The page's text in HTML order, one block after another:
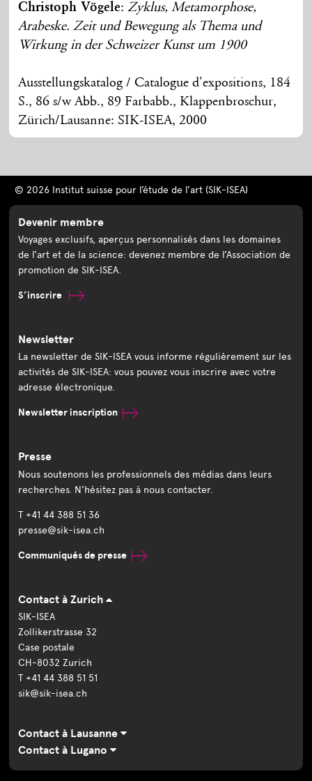
Christoph Vögele:Zyklus, Metamorphose,
Arabeske. Zeit und Bewegung als Thema und
Wirkung in der Schweizer Kunst um 1900
Ausstellungskatalog / Catalogue d'expositions, 184
S., 86 s/w Abb., 89 Farbabb., Klappenbroschur,
Zürich/Lausanne: SIK-ISEA, 2000
© 2026 Institut suisse pour l’étude de l’art (SIK-ISEA)
Devenir membre
Voyages exclusifs, aperçus personnalisés dans les domaines
de l’art et de la science: devenez membre de l’Association de
promotion de SIK-ISEA.
S’inscrire
Newsletter
La newsletter de SIK-ISEA vous informe régulièrement sur les
activités de SIK-ISEA: vous pouvez vous inscrire avec votre
adresse électronique.
Newsletter inscription
Presse
Nous soutenons les professionnels des médias dans leurs
recherches. N’hésitez pas à nous contacter.
T +41 44 388 51 36
presse@sik-isea.ch
Communiqués de presse
Contact à Zurich
SIK-ISEA
Zollikerstrasse 32
Case postale
CH-8032 Zurich
T +41 44 388 51 51
sik@sik-isea.ch
Contact à Lausanne
Contact à Lugano